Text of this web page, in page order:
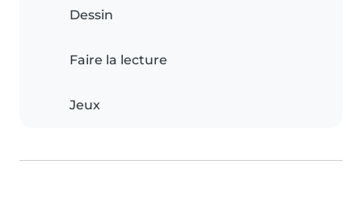
Dessin
Faire la lecture
Jeux